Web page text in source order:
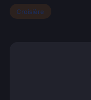
Croisière